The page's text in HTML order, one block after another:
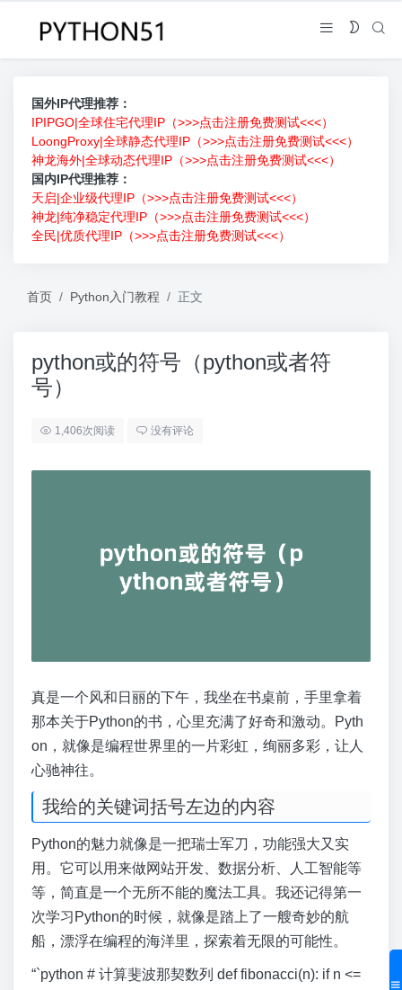
国外IP代理推荐：
IPIPGO|全球住宅代理IP（>>>点击注册免费测试<<<）
LoongProxy|全球静态代理IP（>>>点击注册免费测试<<<）
神龙海外|全球动态代理IP（>>>点击注册免费测试<<<）
国内IP代理推荐：
天启|企业级代理IP（>>>点击注册免费测试<<<）
神龙|纯净稳定代理IP（>>>点击注册免费测试<<<）
全民|优质代理IP（>>>点击注册免费测试<<<）
首页 Python入门教程 正文
python或的符号（python或者符
号）
1,406次阅读 没有评论
真是一个风和日丽的下午，我坐在书桌前，手里拿着
那本关于Python的书，心里充满了好奇和激动。Pyth
on，就像是编程世界里的一片彩虹，绚丽多彩，让人
心驰神往。
我给的关键词括号左边的内容
Python的魅力就像是一把瑞士军刀，功能强大又实
用。它可以用来做网站开发、数据分析、人工智能等
等，简直是一个无所不能的魔法工具。我还记得第一
次学习Python的时候，就像是踏上了一艘奇妙的航
船，漂浮在编程的海洋里，探索着无限的可能性。
“`python # 计算斐波那契数列 def fibonacci(n): if n <=